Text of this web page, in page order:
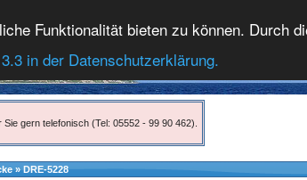
Funktionalität bieten zu können. Durch
in der Datenschutzerklärung.
gern telefonisch (Tel: 05552 - 99 90 462).
»DRE-5228